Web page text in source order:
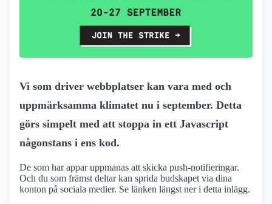
Vi som driver webbplatser kan vara med och
uppmärksamma klimatet nu i september. Detta
görs simpelt med att stoppa in ett Javascript
någonstans i ens kod.
De som har appar uppmanas att skicka push-notifieringar.
Och du som främst deltar kan sprida budskapet via dina
konton på sociala medier. Se länken längst ner i detta inlägg.